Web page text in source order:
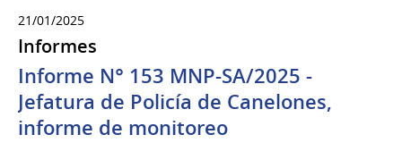
21/01/2025
Informes
Informe N° 153 MNP-SA/2025 -
Jefatura de Policía de Canelones,
informe de monitoreo